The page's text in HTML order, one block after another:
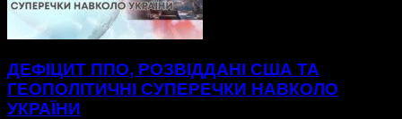
ДЕФІЦИТ ППО, РОЗВІДДАНІ США ТА
ГЕОПОЛІТИЧНІ СУПЕРЕЧКИ НАВКОЛО
УКРАЇНИ